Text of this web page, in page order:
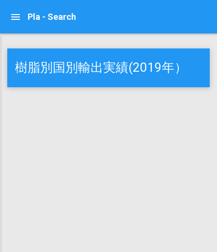
Pla - Search
樹脂別国別輸出実績(2019年）